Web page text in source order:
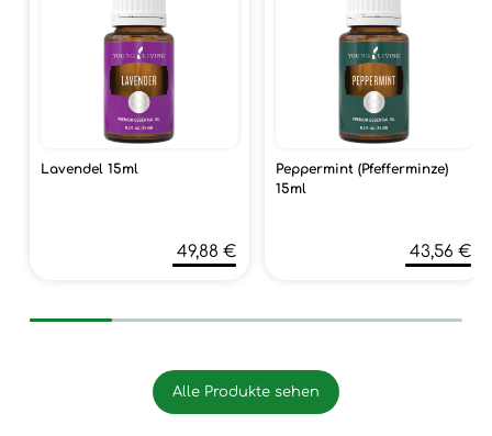
Lavendel 15ml
49,88 €
Peppermint (Pfefferminze)
15ml
43,56 €
Alle Produkte sehen